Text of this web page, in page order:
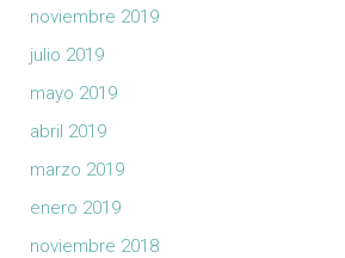
noviembre 2019
julio 2019
mayo 2019
abril 2019
marzo 2019
enero 2019
noviembre 2018